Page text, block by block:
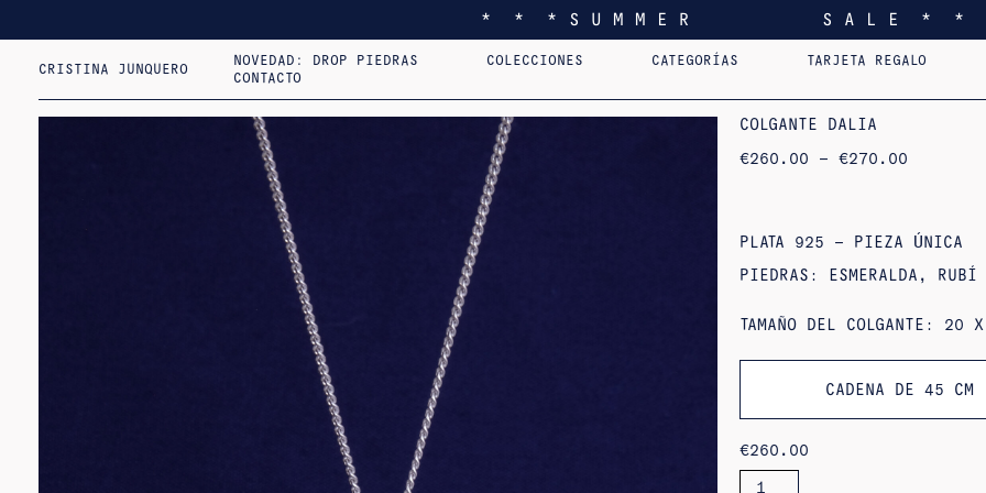
* * * S U M M E R S A L E * *
CRISTINA JUNQUERO
NOVEDAD: DROP PIEDRAS COLECCIONES
I FEEL YOU LIKE
COLGANTES
CATEGORÍAS
TARJETA REGALO
CONTACTO
COLGANTE DALIA
€260.00 – €270.00
€
270,00
PLATA 925 – PIEZA ÚNICA
PIEDRAS: ESMERALDA, RUBÍ
TAMAÑO DEL COLGANTE: 20
CADENA DE 45 CM
€260.00
CANTIDAD